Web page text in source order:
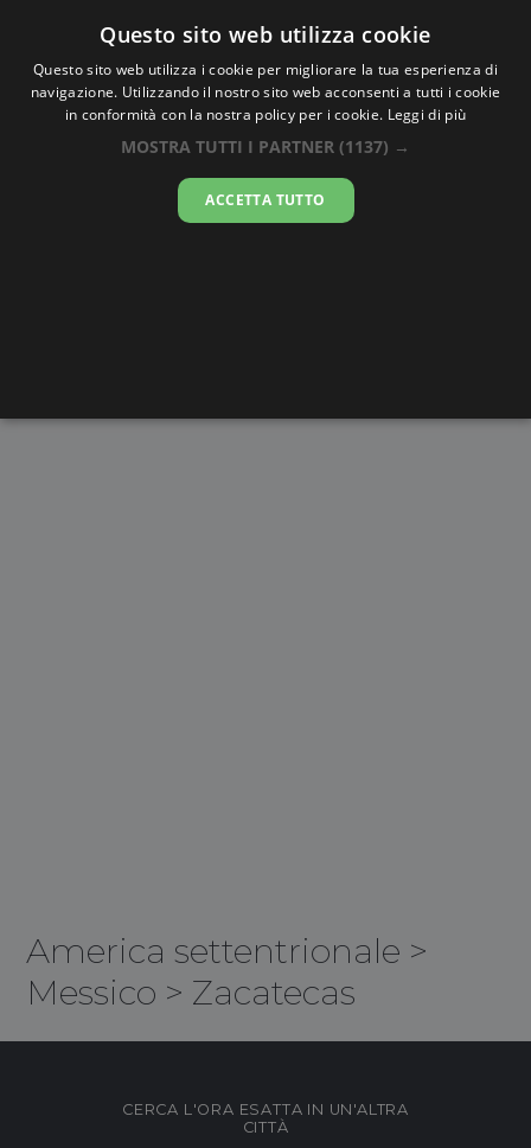
Oraesatta.co
Ora EsattaZacatecas
01:24:53
America settentrionale >
Messico > Zacatecas
CERCA L'ORA ESATTA IN UN'ALTRA
CITTÀ
Questo sito web utilizza cookie
Questo sito web utilizza i cookie per migliorare la tua esperienza di
navigazione. Utilizzando il nostro sito web acconsenti a tutti i cookie
in conformità con la nostra policy per i cookie. Leggi di più
MOSTRA TUTTI I PARTNER (1137) →
ACCETTA TUTTO